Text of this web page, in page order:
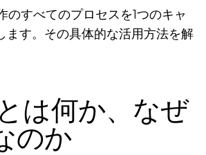
のすべてのプロセスを1つのキャ
ます。その具体的な活用方法を解
は何か、なぜ
のか